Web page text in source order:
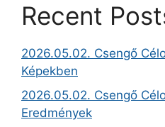
Recent
2026.05.02. Csengő
Képekben
2026.05.02. Csengő
Eredmények